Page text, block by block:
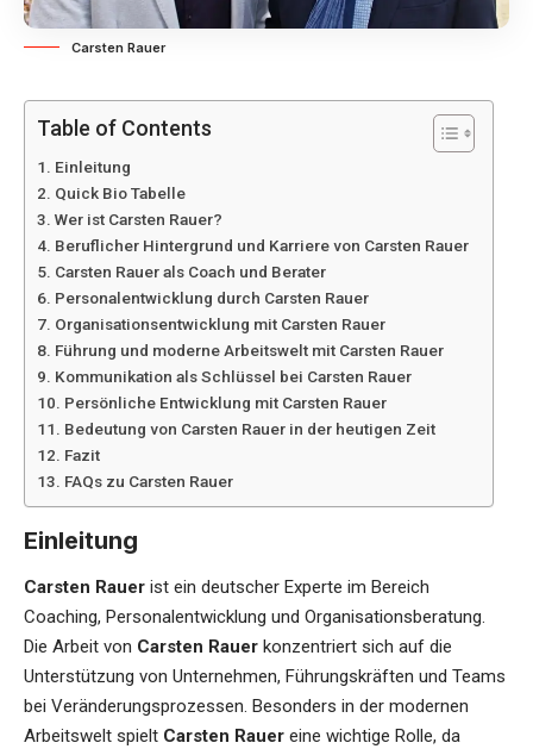
Carsten Rauer
Table of Contents
Einleitung
Quick Bio Tabelle
Wer ist Carsten Rauer?
Beruflicher Hintergrund und Karriere von Carsten Rauer
Carsten Rauer als Coach und Berater
Personalentwicklung durch Carsten Rauer
Organisationsentwicklung mit Carsten Rauer
Führung und moderne Arbeitswelt mit Carsten Rauer
Kommunikation als Schlüssel bei Carsten Rauer
Persönliche Entwicklung mit Carsten Rauer
Bedeutung von Carsten Rauer in der heutigen Zeit
Fazit
FAQs zu Carsten Rauer
Einleitung
Carsten Rauer ist ein deutscher Experte im Bereich
Coaching, Personalentwicklung und Organisationsberatung.
Die Arbeit von Carsten Rauer konzentriert sich auf die
Unterstützung von Unternehmen, Führungskräften und Teams
bei Veränderungsprozessen. Besonders in der modernen
Arbeitswelt spielt Carsten Rauer eine wichtige Rolle, da